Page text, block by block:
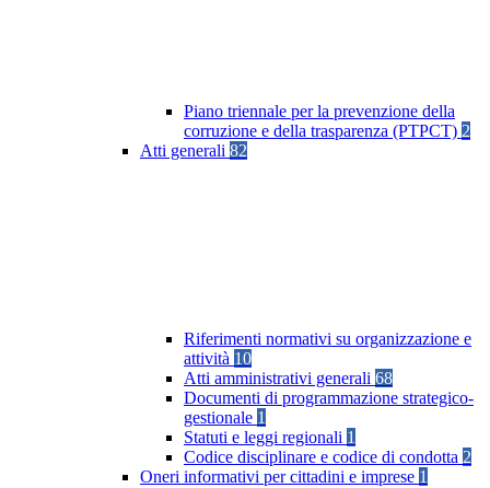
Piano triennale per la prevenzione della
corruzione e della trasparenza (PTPCT) 2
Atti generali 82
Riferimenti normativi su organizzazione e
attività 10
Atti amministrativi generali 68
Documenti di programmazione strategico-
gestionale 1
Statuti e leggi regionali 1
Codice disciplinare e codice di condotta 2
Oneri informativi per cittadini e imprese 1